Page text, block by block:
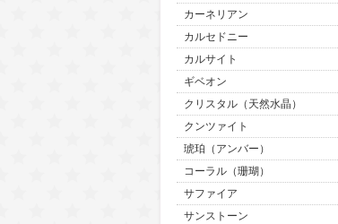
カーネリアン
カルセドニー
カルサイト
ギベオン
クリスタル（天然水晶）
クンツァイト
琥珀（アンバー）
コーラル（珊瑚）
サファイア
サンストーン